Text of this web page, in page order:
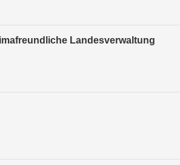
Landesverwaltung